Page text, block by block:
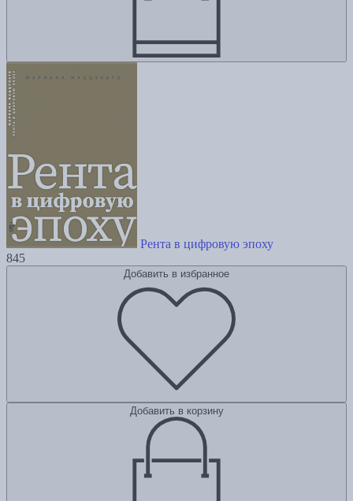
Рента в цифровую эпоху
845
Добавить в избранное
Добавить в корзину